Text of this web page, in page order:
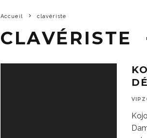
Accueil clavériste
CLAVÉRISTE